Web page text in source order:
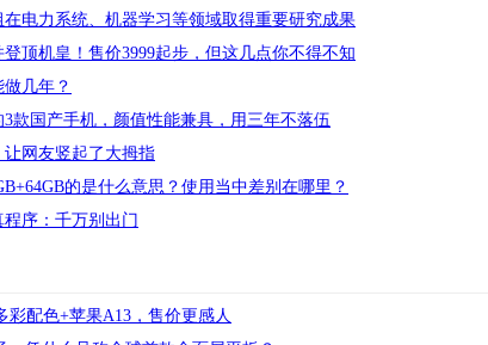
电力系统、机器学习等领域取得重要研究成果
顶机皇！售价3999起步，但这几点你不得不知
几年？
3款国产手机，颜值性能兼具，用三年不落伍
让网友竖起了大拇指
的是什么意思？使用当中差别在哪里？
序：千万别出门
彩配色+苹果A13，售价更感人